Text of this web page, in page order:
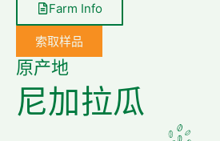
Farm Info
索取样品
原产地
尼加拉瓜